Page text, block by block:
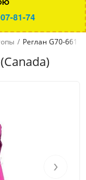
81-74
/ Реглан G70-661
›